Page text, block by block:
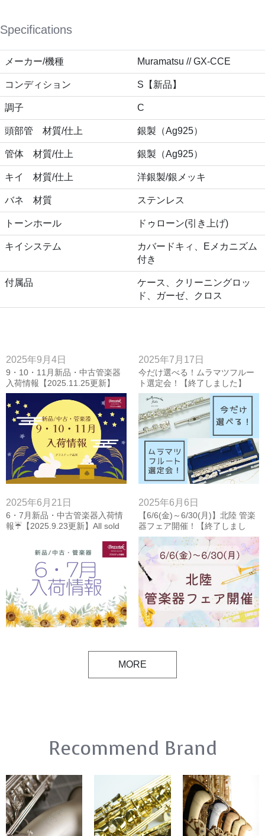
Specifications
メーカー/機種 Muramatsu // GX-CCE
コンディション S【新品】
調子 C
頭部管 材質/仕上 銀製（Ag925）
管体 材質/仕上 銀製（Ag925）
キイ 材質/仕上 洋銀製/銀メッキ
バネ 材質 ステンレス
トーンホール ドゥローン(引き上げ)
キイシステム
カバードキィ、Eメカニズム
付き
付属品
ケース、クリーニングロッ
ド、ガーゼ、クロス
2025年9月4日
9・10・11月新品・中古管楽器
入荷情報【2025.11.25更新】
2025年7月17日
今だけ選べる！ムラマツフルー
ト選定会！【終了しました】
2025年6月21日
6・7月新品・中古管楽器入荷情
報☔【2025.9.23更新】All sold
2025年6月6日
【6/6(金)～6/30(月)】北陸 管楽
器フェア開催！【終了しまし
た】
MORE
Recommend Brand